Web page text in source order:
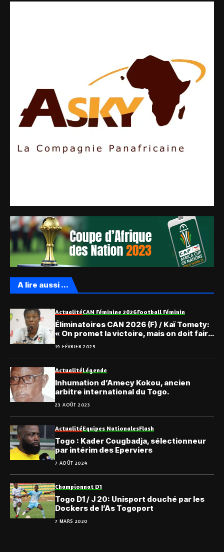
A lire aussi ...
ActualitéCAN Féminine 2026Football Féminin
Éliminatoires CAN 2026 (F) / Kaï Tomety:
« On promet la victoire, mais on doit faire
attention… »
19 FÉVRIER 2025
ActualitéLégende
Inhumation d’Amecy Kokou, ancien
arbitre international du Togo.
23 AOÛT 2023
ActualitéEquipes NationalesFlash
Togo : Kader Cougbadja, sélectionneur
par intérim des Eperviers
7 AOÛT 2024
Championnat D1
Togo D1 / J 20: Unisport douché par les
Dockers de l’As Togoport
7 MARS 2020